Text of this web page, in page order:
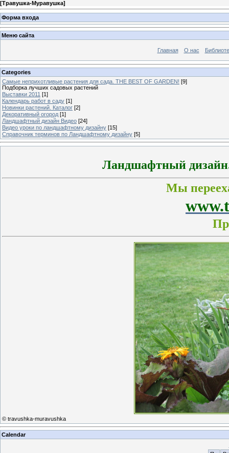
[Травушка-Муравушка]
Форма входа
Меню сайта
Главная О нас
Categories
Самые неприхотливые растения для сада. THE BEST OF GARDEN! [9]
Подборка лучших садовых растений
Выставки 2011 [1]
Календарь работ в саду [1]
Новинки растений. Каталог [2]
Декоративный огород [1]
Ландшафтный дизайн Видео [24]
Видео уроки по ландшафтному дизайну [15]
Справочник терминов по Ландшафтному дизайну [5]
Ландшафтный дизайн.
Мы
© travushka-muravushka
Calendar